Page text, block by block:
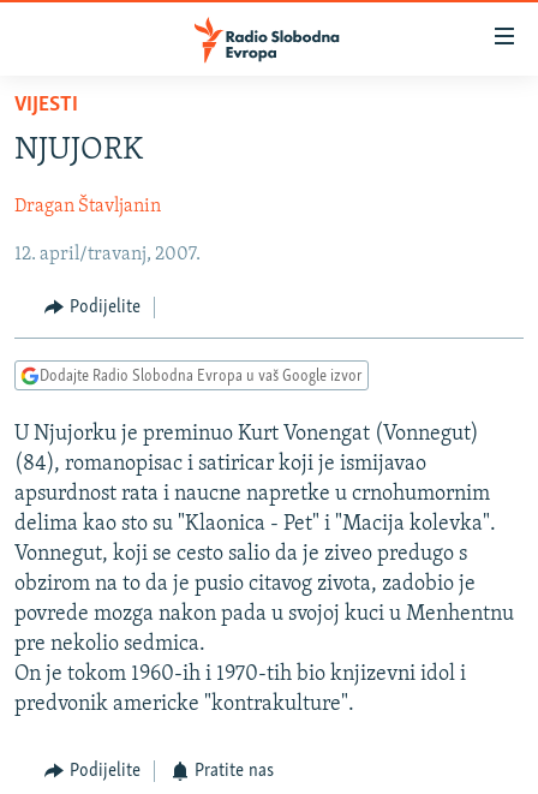
Pređite
glavni
Pređite
na
navigaciju
Pređite
na
pretragu
BOSNA I HERCEGOVINA
SRBIJA
KOSOVO
CRNA GORA
VIZUELNO
VIDEO
FOTOGALERIJE
INFOGRAFIKE
PODCASTI
RAT U UKRAJINI
KINA NA BALKANU
RSE PRIČE IZ SVIJETA
ISPRIČAJ MI
DNEVNO@RSE
SPECIJALI RSE
VIŠE OD NASLOVA
POPLAVE I KLIZIŠTA U BIH 2024.
PRATITE NAS
VIJESTI
NJUJORK
Dragan Štavljanin
12. april/travanj, 2007.
Podijelite
Dodajte Radio Slobodna Evropa u vaš Google izvor
U Njujorku je preminuo Kurt Vonengat (Vonnegut)
(84), romanopisac i satiricar koji je ismijavao
apsurdnost rata i naucne napretke u crnohumornim
delima kao sto su "Klaonica - Pet" i "Macija kolevka".
Vonnegut, koji se cesto salio da je ziveo predugo s
obzirom na to da je pusio citavog zivota, zadobio je
povrede mozga nakon pada u svojoj kuci u Menhentnu
pre nekolio sedmica.
On je tokom 1960-ih i 1970-tih bio knjizevni idol i
predvonik americke "kontrakulture".
Podijelite Pratite nas